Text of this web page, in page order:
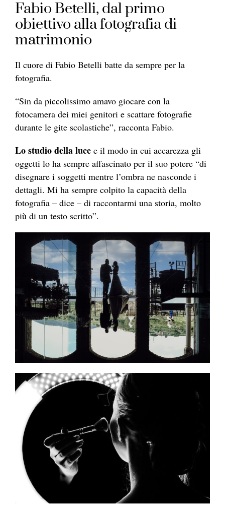
Fabio Betelli, dal primo
obiettivo alla fotografia di
matrimonio
Il cuore di Fabio Betelli batte da sempre per la
fotografia.
“Sin da piccolissimo amavo giocare con la
fotocamera dei miei genitori e scattare fotografie
durante le gite scolastiche”, racconta Fabio.
Lo studio della luce e il modo in cui accarezza gli
oggetti lo ha sempre affascinato per il suo potere “di
disegnare i soggetti mentre l’ombra ne nasconde i
dettagli. Mi ha sempre colpito la capacità della
fotografia – dice – di raccontarmi una storia, molto
più di un testo scritto”.